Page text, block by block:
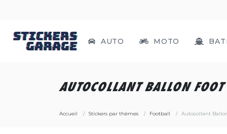
AUTO MOTO
AUTOCOLLANT BALLON FOOT
Accueil Stickers par thèmes Football Autocollant